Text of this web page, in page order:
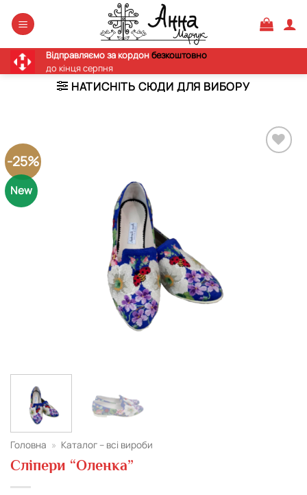
Відправляємо за кордонбезкоштовно
до кінця серпня
НАТИСНІТЬ СЮДИ ДЛЯ ВИБОРУ
-25%
New
Головна » Каталог – всі вироби
Сліпери “Оленка”